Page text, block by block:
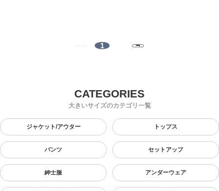
1
大きいサイズのカテゴリ一覧
ジャケット/アウター トップス
パンツ セットアップ
紳士服 アンダーウェア